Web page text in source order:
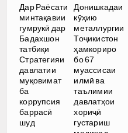
Дар Раёсати
минтақавии
гумрукӣ дар
Бадахшон
татбиқи
Стратегияи
давлатии
муқовимат
ба
коррупсия
баррасӣ
шуд
Донишкадаи
кӯҳию
металлургии
Тоҷикистон
ҳамкориро
бо 67
муассисаи
илмӣ ва
таълимии
давлатҳои
хориҷӣ
густариш